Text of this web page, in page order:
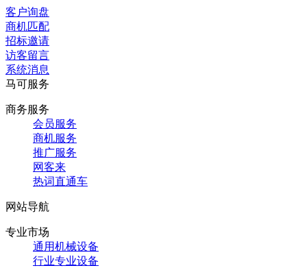
客户询盘
商机匹配
招标邀请
访客留言
系统消息
马可服务
商务服务
会员服务
商机服务
推广服务
网客来
热词直通车
网站导航
专业市场
通用机械设备
行业专业设备